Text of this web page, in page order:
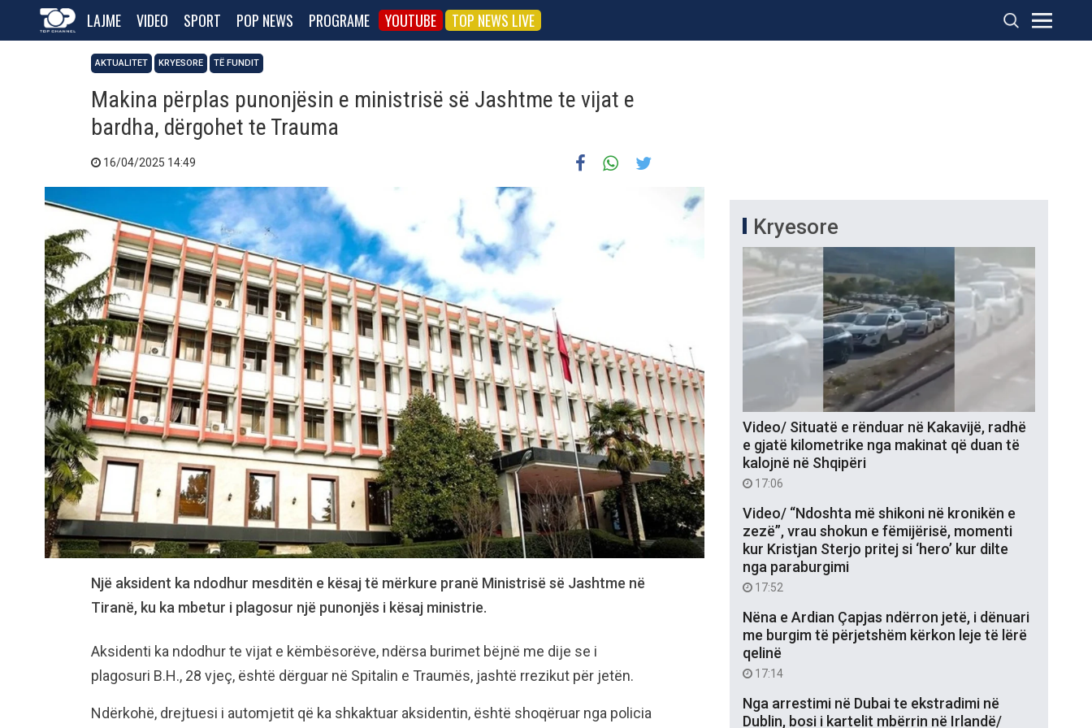
LAJME VIDEO SPORT POP NEWS PROGRAME YOUTUBE TOP NEWS LIVE
AKTUALITET KRYESORE TË FUNDIT
Makina përplas punonjësin e ministrisë së Jashtme te vijat e
bardha, dërgohet te Trauma
16/04/2025 14:49
Një aksident ka ndodhur mesditën e kësaj të mërkure pranë Ministrisë së Jashtme në
Tiranë, ku ka mbetur i plagosur një punonjës i kësaj ministrie.
Aksidenti ka ndodhur te vijat e këmbësorëve, ndërsa burimet bëjnë me dije se i
plagosuri B.H., 28 vjeç, është dërguar në Spitalin e Traumës, jashtë rrezikut për jetën.
Ndërkohë, drejtuesi i automjetit që ka shkaktuar aksidentin, është shoqëruar nga policia
Kryesore
Video/ Situatë e rënduar në Kakavijë, radhë
e gjatë kilometrike nga makinat që duan të
kalojnë në Shqipëri
17:06
Video/ “Ndoshta më shikoni në kronikën e
zezë”, vrau shokun e fëmijërisë, momenti
kur Kristjan Sterjo pritej si ‘hero’ kur dilte
nga paraburgimi
17:52
Nëna e Ardian Çapjas ndërron jetë, i dënuari
me burgim të përjetshëm kërkon leje të lërë
qelinë
17:14
Nga arrestimi në Dubai te ekstradimi në
Dublin, bosi i kartelit mbërrin në Irlandë/